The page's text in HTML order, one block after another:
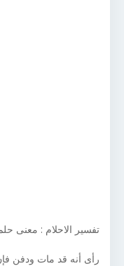
تفسير الاحلام : معنى
رأى أنه قد مات ودفن